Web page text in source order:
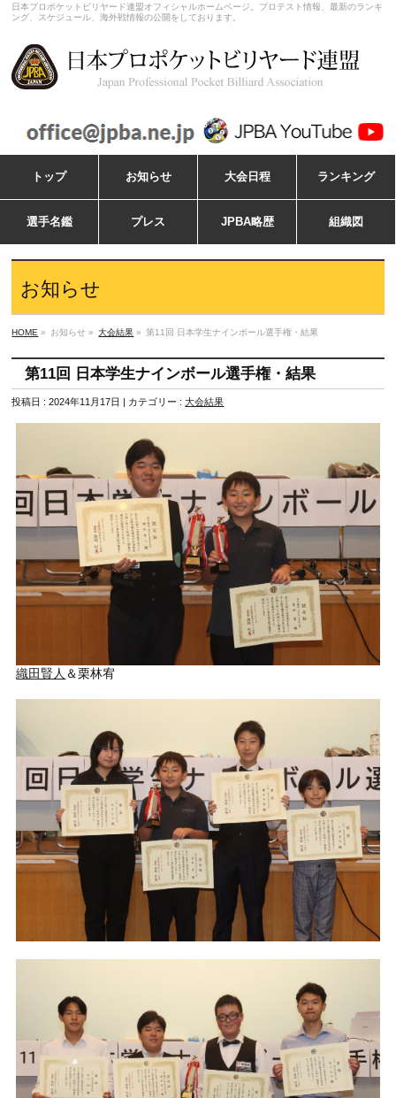
日本プロポケットビリヤード連盟オフィシャルホームページ。プロテスト情報、最新のランキ
ング、スケジュール、海外戦情報の公開をしております。
トップ お知らせ 大会日程 ランキング
選手名鑑 プレス JPBA略歴 組織図
お知らせ
HOME » お知らせ » 大会結果 » 第11回 日本学生ナインボール選手権・結果
第11回 日本学生ナインボール選手権・結果
投稿日 : 2024年11月17日 | カテゴリー :大会結果
織田賢人 ＆栗林宥